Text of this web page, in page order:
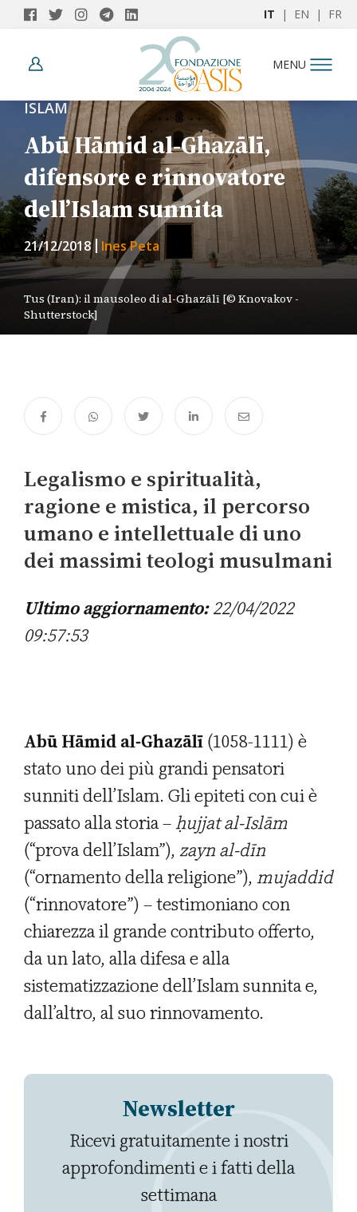
IT | EN | FR
MENU
ISLAM
Abū Hāmid al-Ghazālī,
difensore e rinnovatore
dell’Islam sunnita
21/12/2018 Ines Peta
Tus (Iran): il mausoleo di al-Ghazālī [© Knovakov -
Shutterstock]
Legalismo e spiritualità,
ragione e mistica, il percorso
umano e intellettuale di uno
dei massimi teologi musulmani
Ultimo aggiornamento:22/04/2022
09:57:53
Abū Hāmid al-Ghazālī (1058-1111) è
stato uno dei più grandi pensatori
sunniti dell’Islam. Gli epiteti con cui è
passato alla storia –ḥujjat al-Islām
(“prova dell’Islam”), zayn al-dīn
(“ornamento della religione”), mujaddid
(“rinnovatore”) – testimoniano con
chiarezza il grande contributo offerto,
da un lato, alla difesa e alla
sistematizzazione dell’Islam sunnita e,
dall’altro, al suo rinnovamento.
Newsletter
Ricevi gratuitamente i nostri
approfondimenti e i fatti della
settimana